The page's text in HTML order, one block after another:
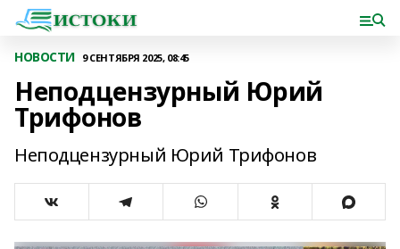
НОВОСТИ 9 СЕНТЯБРЯ 2025, 08:45
Неподцензурный Юрий
Трифонов
Неподцензурный Юрий Трифонов